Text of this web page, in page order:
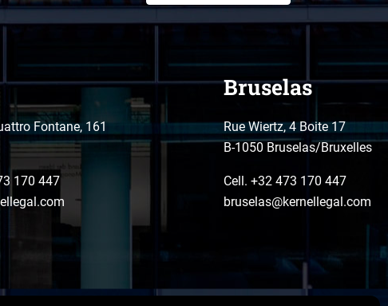
Fontane, 161
170 447
Bruselas
Rue Wiertz, 4 Boite 17
B-1050 Bruselas/Bruxelles
Cell. +32 473 170 447
bruselas@kernellegal.com